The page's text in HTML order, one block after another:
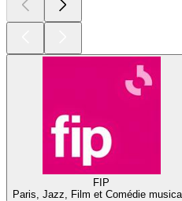
FIP
Paris, Jazz, Film et Comédie